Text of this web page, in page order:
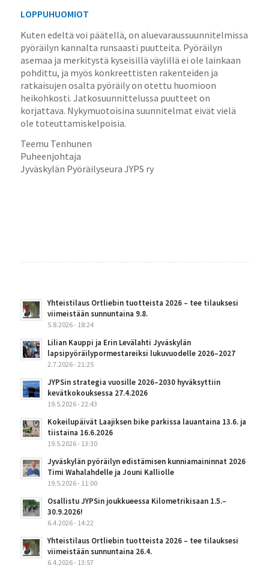
LOPPUHUOMIOT
Kuten edeltä voi päätellä, on aluevaraussuunnitelmissa
pyöräilyn kannalta runsaasti puutteita. Pyöräilyn
asemaa ja merkitystä kyseisillä väylillä ei ole lainkaan
pohdittu, ja myös konkreettisten rakenteiden ja
ratkaisujen osalta pyöräily on otettu huomioon
heikohkosti. Jatkosuunnittelussa puutteet on
korjattava. Nykymuotoisina suunnitelmat eivät vielä
ole toteuttamiskelpoisia.
Teemu Tenhunen
Puheenjohtaja
Jyväskylän Pyöräilyseura JYPS ry
Yhteistilaus Ortliebin tuotteista 2026 – tee tilauksesi
viimeistään sunnuntaina 9.8.
5.8.2026 - 18:24
Lilian Kauppi ja Erin Levälahti Jyväskylän
lapsipyöräilypormestareiksi lukuvuodelle 2026–2027
2.7.2026 - 21:25
JYPSin strategia vuosille 2026–2030 hyväksyttiin
kevätkokouksessa 27.4.2026
19.5.2026 - 22:43
Kokeilupäivät Laajiksen bike parkissa lauantaina 13.6. ja
tiistaina 16.6.2026
19.5.2026 - 13:30
Jyväskylän pyöräilyn edistämisen kunniamaininnat 2026
Timi Wahalahdelle ja Jouni Kalliolle
19.5.2026 - 11:00
Osallistu JYPSin joukkueessa Kilometrikisaan 1.5.–
30.9.2026!
6.4.2026 - 14:22
Yhteistilaus Ortliebin tuotteista 2026 – tee tilauksesi
viimeistään sunnuntaina 26.4.
6.4.2026 - 13:57